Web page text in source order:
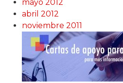
mayo 2012
abril 2012
noviembre 2011